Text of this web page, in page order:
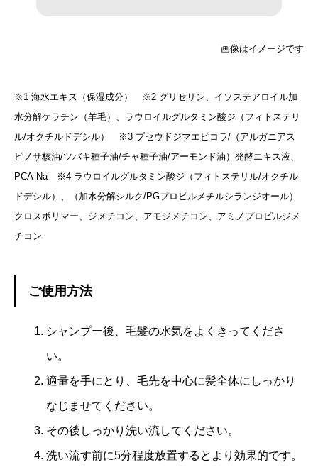
画像はイメージです
※1 海水エキス（保湿成分） ※2 グリセリン、イソステアロイル加
水分解ケラチン（羊毛）、ラウロイルグルタミン酸ジ（フィトステリ
ル/オクチルドデシル） ※3 プセウドジマエピコラ/（アルガニアス
ピノサ核油/ツバキ種子油/チャ種子油/アーモンド油）発酵エキス液、
PCA-Na ※4 ラウロイルグルタミン酸ジ（フィトステリル/オクチル
ドデシル）、（加水分解シルク/PGプロピルメチルシランジオール）
クロスポリマー、ジメチコン、アモジメチコン、アミノプロピルジメ
チコン
ご使用方法
シャンプー後、毛髪の水気をよくきってくださ
い。
適量を手にとり、毛先を中心に髪全体にしっかり
なじませてください。
その後しっかり洗い流してください。
洗い流す前に5分程度放置するとより効果的です。